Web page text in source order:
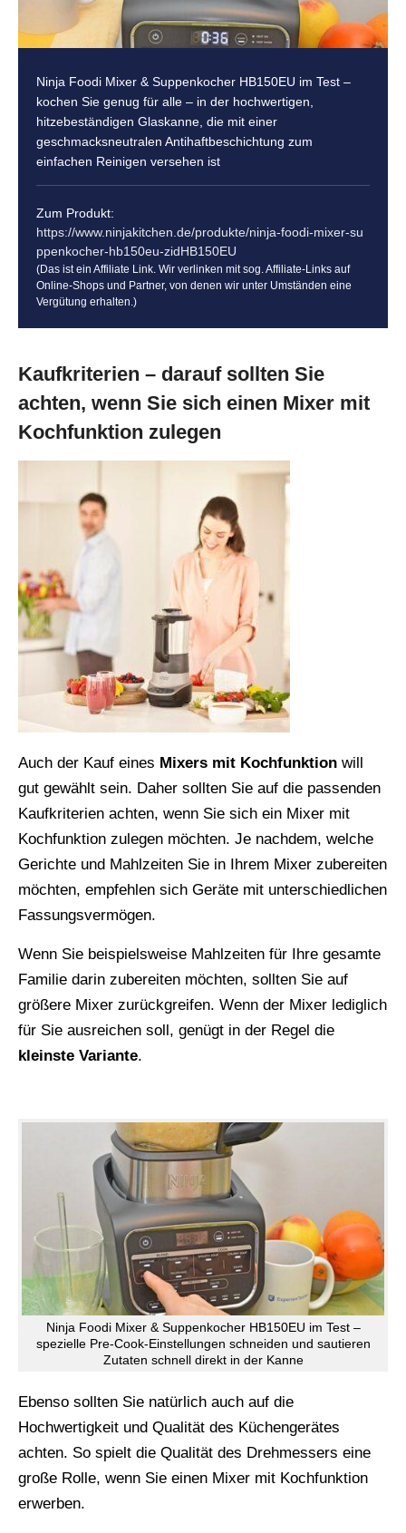
Ninja Foodi Mixer & Suppenkocher HB150EU im Test –
kochen Sie genug für alle – in der hochwertigen,
hitzebeständigen Glaskanne, die mit einer
geschmacksneutralen Antihaftbeschichtung zum
einfachen Reinigen versehen ist
Zum Produkt:
https://www.ninjakitchen.de/produkte/ninja-foodi-mixer-su
ppenkocher-hb150eu-zidHB150EU
(Das ist ein Affiliate Link. Wir verlinken mit sog. Affiliate-Links auf
Online-Shops und Partner, von denen wir unter Umständen eine
Vergütung erhalten.)
Kaufkriterien – darauf sollten Sie
achten, wenn Sie sich einen Mixer mit
Kochfunktion zulegen
Auch der Kauf eines Mixers mit Kochfunktion will
gut gewählt sein. Daher sollten Sie auf die passenden
Kaufkriterien achten, wenn Sie sich ein Mixer mit
Kochfunktion zulegen möchten. Je nachdem, welche
Gerichte und Mahlzeiten Sie in Ihrem Mixer zubereiten
möchten, empfehlen sich Geräte mit unterschiedlichen
Fassungsvermögen.
Wenn Sie beispielsweise Mahlzeiten für Ihre gesamte
Familie darin zubereiten möchten, sollten Sie auf
größere Mixer zurückgreifen. Wenn der Mixer lediglich
für Sie ausreichen soll, genügt in der Regel die
kleinste Variante.
Ninja Foodi Mixer & Suppenkocher HB150EU im Test –
spezielle Pre-Cook-Einstellungen schneiden und sautieren
Zutaten schnell direkt in der Kanne
Ebenso sollten Sie natürlich auch auf die
Hochwertigkeit und Qualität des Küchengerätes
achten. So spielt die Qualität des Drehmessers eine
große Rolle, wenn Sie einen Mixer mit Kochfunktion
erwerben.